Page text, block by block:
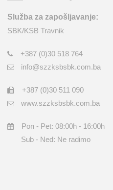
Služba za zapošljavanje:
SBK/KSB Travnik
+387 (0)30 518 764
info@szzksbsbk.com.ba
+387 (0)30 511 090
www.szzksbsbk.com.ba
Pon - Pet: 08:00h - 16:00h
Sub - Ned: Ne radimo